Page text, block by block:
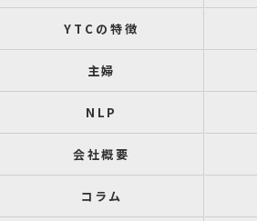
YTCの特徴
主婦
NLP
会社概要
コラム